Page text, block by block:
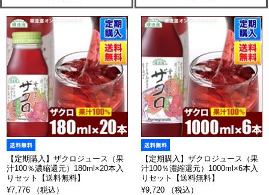
【定期購入】ザクロジュース（果
汁100％濃縮還元）180ml×20本入
りセット【送料無料】
¥7,776 （税込）
【定期購入】ザクロジュース（果
汁100％濃縮還元）1000ml×6本入
りセット【送料無料】
¥9,720 （税込）